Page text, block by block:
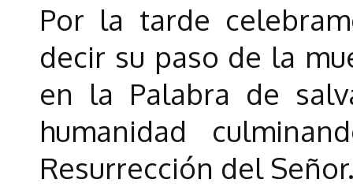
Por la tarde
decir su paso de la
en la Palabra de
humanidad
Resurrección del